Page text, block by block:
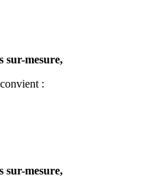
sur-mesure,
:
sur-mesure,